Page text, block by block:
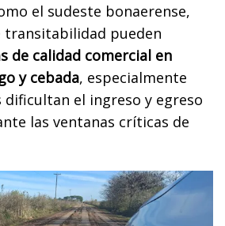
el sudeste bonaerense,
transitabilidad pueden
de calidad comercial en
y cebada, especialmente
dificultan el ingreso y egreso
las ventanas críticas de